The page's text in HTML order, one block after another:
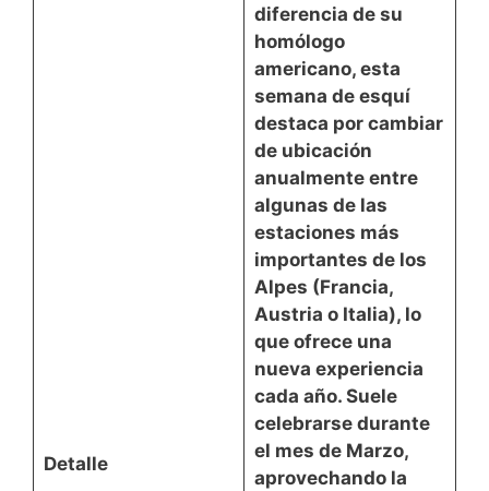
Detalle
diferencia de su
homólogo
americano, esta
semana de esquí
destaca por cambiar
de ubicación
anualmenteentre
algunas de las
estaciones más
importantes de los
Alpes (Francia,
Austria o Italia), lo
que ofrece una
nueva experiencia
cada año. Suele
celebrarse durante
el mes de Marzo,
aprovechando la